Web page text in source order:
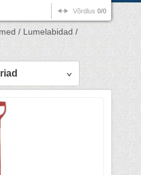
Võrdlus 0/0
/ Lumelabidad /